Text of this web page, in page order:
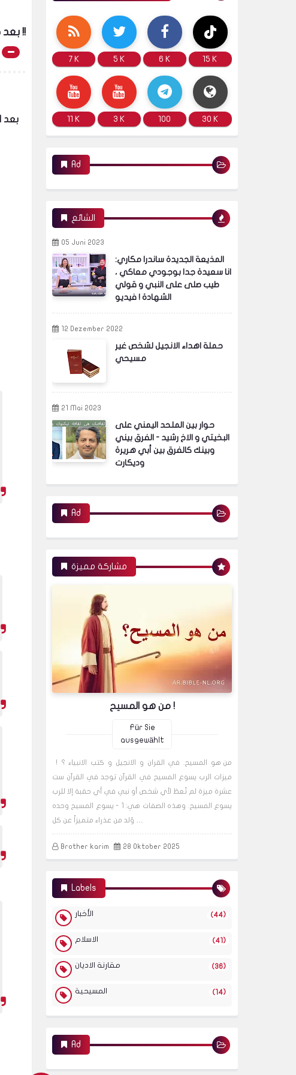
بعد حوار الاخ رشيد مع الدكتورة مي السعودية و اثارت الجدل في شهر رمضان شيخ الازهر احمد الطيب يتدخل !!
7 K 5 K 6 K 15 K
11 K 3 K 100 30 K
Ad
الشائع
05 Juni 2023
المذيعة الجديدة ساندرا مكاري:
انا سعيدة جدا بوجودي معاكي ،
طيب صلى على النبي و قولي
الشهادة ! فيديو
12 Dezember 2022
حملة اهداء الانجيل لشخص غير
مسيحي
21 Mai 2023
حوار بين الملحد اليمني على
البخيتي و الاخ رشيد - الفرق بيني
وبينك كالفرق بين أبي هريرة
وديكارت
Ad
مشاركة مميزة
من هو المسيح !
Für Sie
ausgewählt
من هو المسيح. في القران و الانجيل و كتب الانبياء ؟ !
ميزات الرب يسوع المسيح في القرآن توجد في القرآن ست
عشرة ميزة لم تُعطَ لأي شخص أو نبي في أي حقبة إلا للرب
يسوع المسيح. وهذه الصفات هي: 1 - يسوع المسيح وحده
Brother karim 28 Oktober 2025
Labels
الأخبار (44)
الاسلام (41)
مقارنة الاديان (36)
المسيحية (14)
Ad